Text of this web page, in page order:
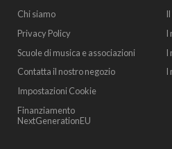
Chi siamo
Privacy Policy
Scuole di musica e associazioni
Contatta il nostro negozio
Impostazioni Cookie
Finanziamento
NextGenerationEU
I
I
I